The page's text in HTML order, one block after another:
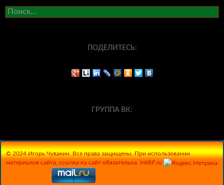
Найти:
ПОДЕЛИТЕСЬ:
ГРУППА ВК:
© 2024 Игорь Чувакин. Все права защищены. При использовании
материалов сайта, ссылка на сайт обязательна. inkRF.ru